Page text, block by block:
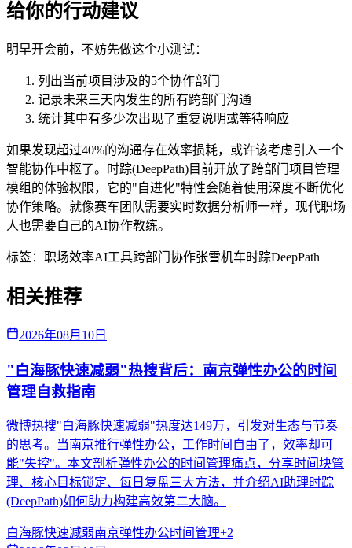
给你的行动建议
明早开会前，不妨先做这个小测试：
列出当前项目涉及的5个协作部门
记录未来三天内发生的所有跨部门沟通
统计其中有多少次出现了重复说明或等待响应
如果发现超过40%的沟通存在效率损耗，或许该考虑引入一个
智能协作中枢了。时踪(DeepPath)目前开放了跨部门项目管理
模组的体验权限，它的"自进化"特性会随着使用深度不断优化
协作策略。就像赛车团队需要实时数据分析师一样，现代职场
人也需要自己的AI协作教练。
标签： 职场效率AI工具跨部门协作张雪机车时踪DeepPath
相关推荐
2026年08月10日
"白海豚快速减弱"热搜背后：南京弹性办公的时间
管理自救指南
微博热搜"白海豚快速减弱"热度达149万，引发对生态与节奏
的思考。当南京推行弹性办公，工作时间自由了，效率却可
能"失控"。本文剖析弹性办公的时间管理痛点，分享时间块管
理、核心目标锁定、每日复盘三大方法，并介绍AI助理时踪
(DeepPath)如何助力构建高效第二大脑。
白海豚快速减弱南京弹性办公时间管理+2